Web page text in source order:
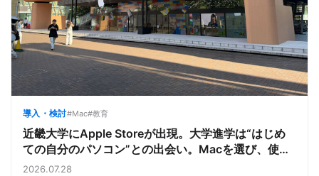
導入・検討#Mac#教育
近畿大学にApple Storeが出現。大学進学は“はじめ
ての自分のパソコン”との出会い。Macを選び、使う
魅力と楽しさを、夏のオープンキャンパスでアピール
2026.07.28